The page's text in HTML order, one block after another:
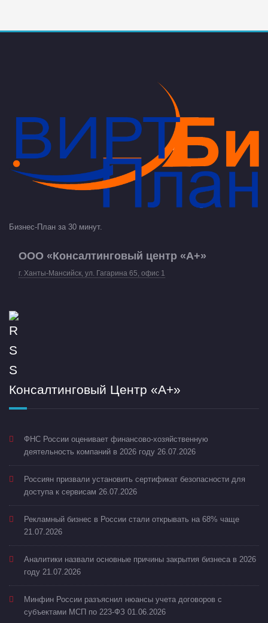
Бизнес-План за 30 минут.
ООО «Консалтинговый центр «А+»
г. Ханты-Мансийск, ул. Гагарина 65, офис 1
Консалтинговый Центр «А+»
ФНС России оценивает финансово-хозяйственную
деятельность компаний в 2026 году 26.07.2026
Россиян призвали установить сертификат безопасности для
доступа к сервисам 26.07.2026
Рекламный бизнес в России стали открывать на 68% чаще
21.07.2026
Аналитики назвали основные причины закрытия бизнеса в 2026
году 21.07.2026
Минфин России разъяснил нюансы учета договоров с
субъектами МСП по 223-ФЗ 01.06.2026